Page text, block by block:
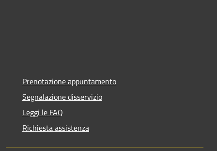
Prenotazione appuntamento
Segnalazione disservizio
Leggi le FAQ
Richiesta assistenza